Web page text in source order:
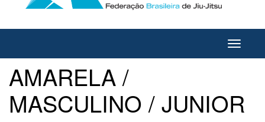
Toggle
AMARELA /
MASCULINO / JUNIOR